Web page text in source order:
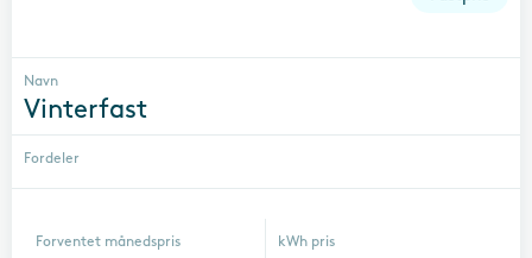
Navn
Vinterfast
Fordeler
Forventet månedspris kWh pris